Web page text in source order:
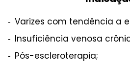
Varizes com tendência a
Insuficiência venosa
Pós-escleroterapia;